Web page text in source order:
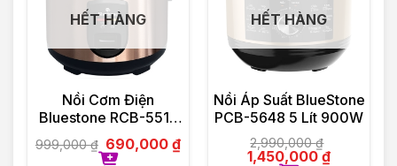
HẾT HÀNG
Nồi Cơm Điện
Bluestone RCB-5519
700W 1.8 Lít
999,000₫ 690,000₫
HẾT HÀNG
Nồi Áp Suất BlueStone
PCB-5648 5 Lít 900W
2,990,000₫
1,450,000₫